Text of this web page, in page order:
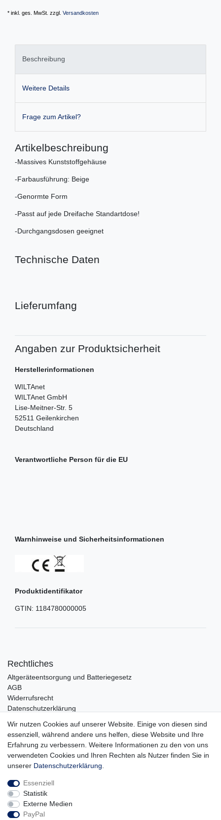
* inkl. ges. MwSt. zzgl. Versandkosten
Beschreibung
Weitere Details
Frage zum Artikel?
Artikelbeschreibung
-Massives Kunststoffgehäuse
-Farbausführung: Beige
-Genormte Form
-Passt auf jede Dreifache Standartdose!
-Durchgangsdosen geeignet
Technische Daten
Lieferumfang
Angaben zur Produktsicherheit
Herstellerinformationen
WILTAnet
WILTAnet GmbH
Lise-Meitner-Str. 5
52511 Geilenkirchen
Deutschland
Verantwortliche Person für die EU
Warnhinweise und Sicherheitsinformationen
Produktidentifikator
GTIN: 1184780000005
Rechtliches
Altgeräteentsorgung und Batteriegesetz
AGB
Widerrufsrecht
Datenschutzerklärung
Impressum
Service
Zahlungsarten
Lieferung und Abholung
Unternehmen
Über uns
Karriere
Wir nutzen Cookies auf unserer Website. Einige von diesen sind
essenziell, während andere uns helfen, diese Website und Ihre
Erfahrung zu verbessern. Weitere Informationen zu den von uns
verwendeten Cookies und Ihren Rechten als Nutzer finden Sie in
unserer Daten­schutz­erklärung
Essenziell
Statistik
Externe Medien
PayPal